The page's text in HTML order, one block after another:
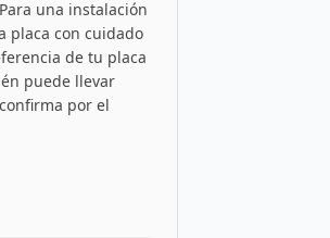
una instalación
placa con cuidado
de tu placa
puede llevar
por el